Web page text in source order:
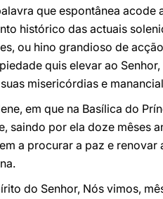
que espontânea
histórico das actuais
ou hino grandioso de
quis elevar ao
misericórdias e
em que na Basílica do
saindo por ela doze mêses
a procurar a paz e
do Senhor, Nós vimos,